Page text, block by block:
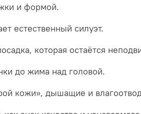
и формой.
естественный силуэт.
которая остаётся
до жима над головой.
кожи», дышащие и